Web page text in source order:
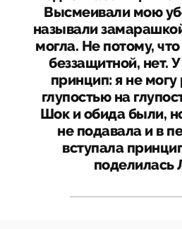
Высмеивали мою
называли
могла. Не потому,
беззащитной, нет.
принцип: я не могу
глупостью на
Шок и обида были,
не подавала и в
вступала
поделилась